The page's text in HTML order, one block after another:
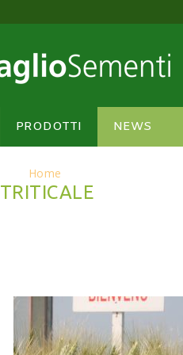
PRODOTTI NEWS
Home
TRITICALE